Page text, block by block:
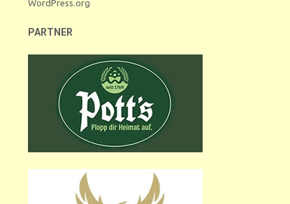
WordPress.org
PARTNER